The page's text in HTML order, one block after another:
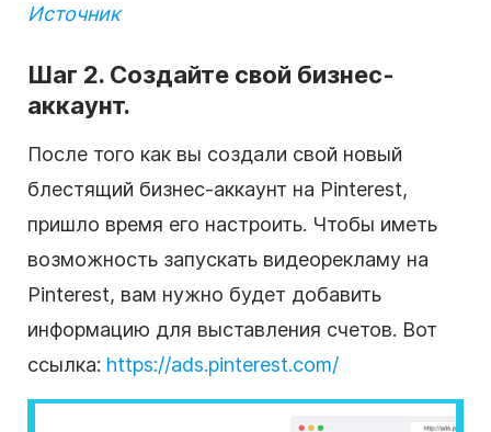
Источник
Шаг 2. Создайте свой бизнес-
аккаунт.
После того как вы создали свой новый
блестящий бизнес-аккаунт на Pinterest,
пришло время его настроить. Чтобы иметь
возможность запускать видеорекламу на
Pinterest, вам нужно будет добавить
информацию для выставления счетов. Вот
ссылка: https://ads.pinterest.com/